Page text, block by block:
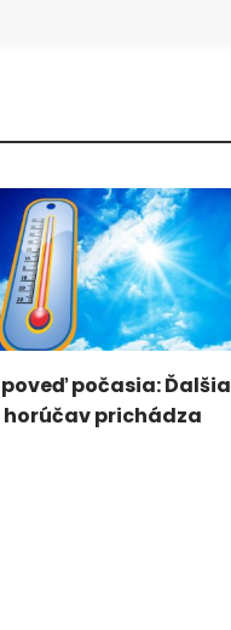
počasia: Ďalšia
prichádza